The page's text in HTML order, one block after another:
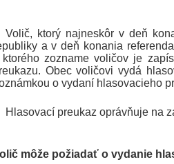
Volič, ktorý najneskôr v deň
a v deň konania
zozname voličov je
Obec voličovi vydá
o vydaní hlasovacieho
Hlasovací preukaz oprávňuje na
môže požiadať o vydanie